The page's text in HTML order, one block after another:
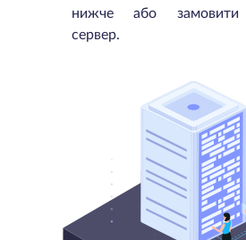
нижче або замовити
сервер.